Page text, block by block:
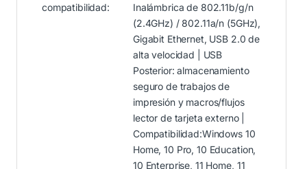
compatibilidad:
Inalámbrica de 802.11b/g/n
(2.4GHz) / 802.11a/n (5GHz),
Gigabit Ethernet, USB 2.0 de
alta velocidad | USB
Posterior: almacenamiento
seguro de trabajos de
impresión y macros/flujos
lector de tarjeta externo |
Compatibilidad:Windows 10
Home, 10 Pro, 10 Education,
10 Enterprise, 11 Home, 11